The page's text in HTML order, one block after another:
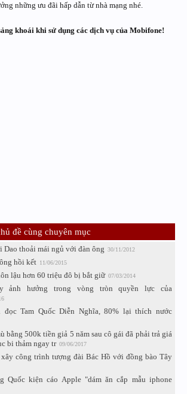
những ưu đãi hấp dẫn từ nhà mạng nhé.
khoái khi sử dụng các dịch vụ của Mobifone!
đề cùng chuyên mục
Dao thoải mái ngủ với đàn ông 30/11/2012
hồi kết 11/06/2015
lậu hơn 60 triệu đô bị bắt giữ 07/03/2014
ảnh hưởng trong vòng tròn quyền lực của
đọc Tam Quốc Diễn Nghĩa, 80% lại thích nước
bằng 500k tiền giả 5 năm sau cô gái đã phải trả giá
bi thảm ngay tr 09/06/2017
công trình tượng đài Bác Hồ với đồng bào Tây
Quốc kiện cáo Apple "dám ăn cắp mẫu iphone